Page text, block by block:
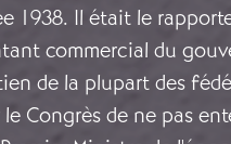
1938. Il était le
commercial du
de la plupart des
Congrès de ne pas